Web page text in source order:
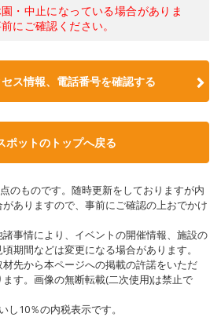
・中止になっている場合がありま
にご確認ください。
ス情報、電話番号を確認する
ポットのトップへ戻る
のものです。随時更新をしておりますが内
ありますので、事前にご確認の上おでかけ
事情により、イベントの開催情報、施設の
期間などは変更になる場合があります。
先から本ページへの掲載の許諾をいただ
す。画像の無断転載(二次使用)は禁止で
10％の内税表示です。